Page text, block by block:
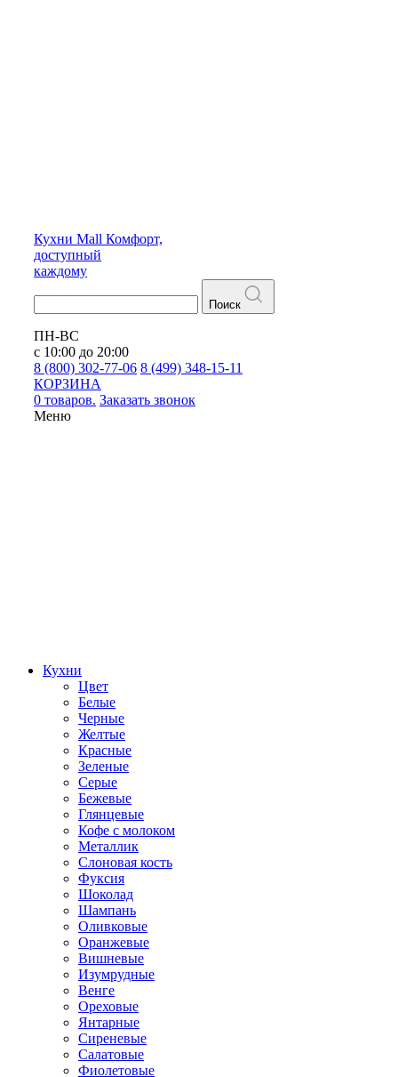
Кухни Mall Комфорт,
доступный
каждому
Поиск
ПН-ВС
с 10:00 до 20:00
8 (800) 302-77-06 8 (499) 348-15-11
КОРЗИНА
0 товаров. Заказать звонок
Меню
Кухни
Цвет
Белые
Черные
Желтые
Красные
Зеленые
Серые
Бежевые
Глянцевые
Кофе с молоком
Металлик
Слоновая кость
Фуксия
Шоколад
Шампань
Оливковые
Оранжевые
Вишневые
Изумрудные
Венге
Ореховые
Янтарные
Сиреневые
Салатовые
Фиолетовые